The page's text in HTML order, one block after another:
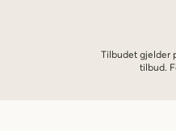
Tilbudet gjelder
tilbud.